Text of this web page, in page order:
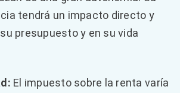
tendrá un impacto directo y
presupuesto y en su vida
El impuesto sobre la renta varía